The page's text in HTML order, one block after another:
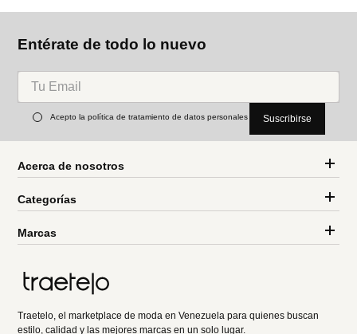
Entérate de todo lo nuevo
Acepto la política de tratamiento de datos personales Suscribirse
Acerca de nosotros
Categorías
Marcas
Traetelo, el marketplace de moda en Venezuela para quienes buscan
estilo, calidad y las mejores marcas en un solo lugar.